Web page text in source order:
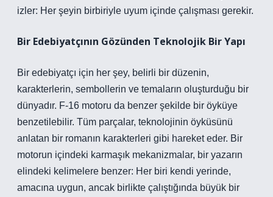
izler: Her şeyin birbiriyle uyum içinde çalışması gerekir.
Bir Edebiyatçının Gözünden Teknolojik Bir Yapı
Bir edebiyatçı için her şey, belirli bir düzenin,
karakterlerin, sembollerin ve temaların oluşturduğu bir
dünyadır. F-16 motoru da benzer şekilde bir öyküye
benzetilebilir. Tüm parçalar, teknolojinin öyküsünü
anlatan bir romanın karakterleri gibi hareket eder. Bir
motorun içindeki karmaşık mekanizmalar, bir yazarın
elindeki kelimelere benzer: Her biri kendi yerinde,
amacına uygun, ancak birlikte çalıştığında büyük bir